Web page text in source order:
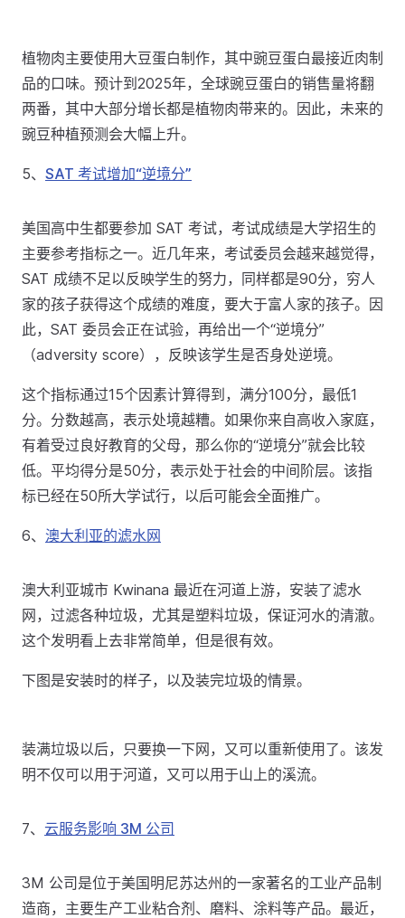
植物肉主要使用大豆蛋白制作，其中豌豆蛋白最接近肉制
品的口味。预计到2025年，全球豌豆蛋白的销售量将翻
两番，其中大部分增长都是植物肉带来的。因此，未来的
豌豆种植预测会大幅上升。
5、 SAT 考试增加“逆境分”
美国高中生都要参加 SAT 考试，考试成绩是大学招生的
主要参考指标之一。近几年来，考试委员会越来越觉得，
SAT 成绩不足以反映学生的努力，同样都是90分，穷人
家的孩子获得这个成绩的难度，要大于富人家的孩子。因
此，SAT 委员会正在试验，再给出一个“逆境分”
（adversity score），反映该学生是否身处逆境。
这个指标通过15个因素计算得到，满分100分，最低1
分。分数越高，表示处境越糟。如果你来自高收入家庭，
有着受过良好教育的父母，那么你的“逆境分”就会比较
低。平均得分是50分，表示处于社会的中间阶层。该指
标已经在50所大学试行，以后可能会全面推广。
6、 澳大利亚的滤水网
澳大利亚城市 Kwinana 最近在河道上游，安装了滤水
网，过滤各种垃圾，尤其是塑料垃圾，保证河水的清澈。
这个发明看上去非常简单，但是很有效。
下图是安装时的样子，以及装完垃圾的情景。
装满垃圾以后，只要换一下网，又可以重新使用了。该发
明不仅可以用于河道，又可以用于山上的溪流。
7、 云服务影响 3M 公司
3M 公司是位于美国明尼苏达州的一家著名的工业产品制
造商，主要生产工业粘合剂、磨料、涂料等产品。最近，